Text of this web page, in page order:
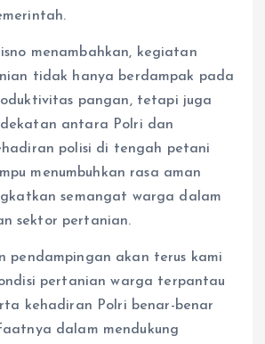
menambahkan, kegiatan
tidak hanya berdampak pada
pangan, tetapi juga
antara Polri dan
polisi di tengah petani
menumbuhkan rasa aman
semangat warga dalam
sektor pertanian.
pendampingan akan terus kami
pertanian warga terpantau
kehadiran Polri benar-benar
dalam mendukung